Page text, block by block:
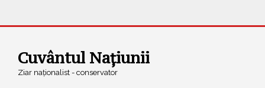
Cuvântul Națiunii
Ziar naționalist - conservator